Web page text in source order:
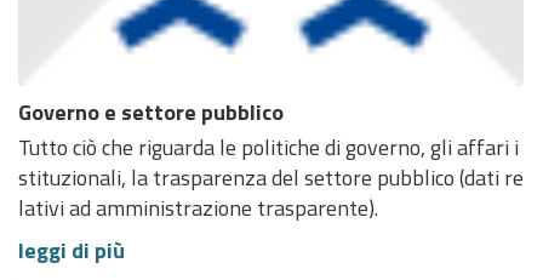
Governo e settore pubblico
Tutto ciò che riguarda le politiche di governo, gli affari i
stituzionali, la trasparenza del settore pubblico (dati re
lativi ad amministrazione trasparente).
leggi di più